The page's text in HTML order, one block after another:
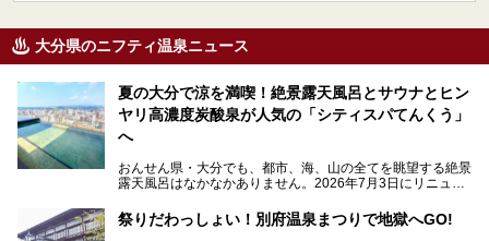
大分県のニフティ温泉ニュース
夏の大分で涼を満喫！絶景露天風呂とサウナとヒン
ヤリ高濃度炭酸泉が人気の「シティスパてんくう」
へ
おんせん県・大分でも、都市、海、山の全てを眺望する絶景
露天風呂はなかなかありません。2026年7月3日にリニュー
てんくう(CITY SPA てんくう)」は、なんとJR大分駅直結と
いう利便性の高さ！
祭りだわっしょい！別府温泉まつりで地獄へGO!